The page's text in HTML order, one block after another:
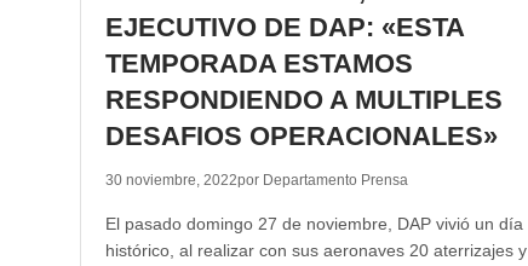
EJECUTIVO DE DAP: «ESTA
TEMPORADA ESTAMOS
RESPONDIENDO A MULTIPLES
DESAFIOS OPERACIONALES»
30 noviembre, 2022por Departamento Prensa
El pasado domingo 27 de noviembre, DAP vivió un día
histórico, al realizar con sus aeronaves 20 aterrizajes y